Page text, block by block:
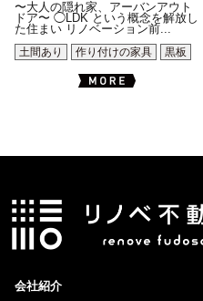
〜大人の隠れ家、アーバンアウト
ドア〜 ◯LDK という概念を解放し
た住まい リノベーション前...
土間あり
作り付けの家具 黒板
会社紹介